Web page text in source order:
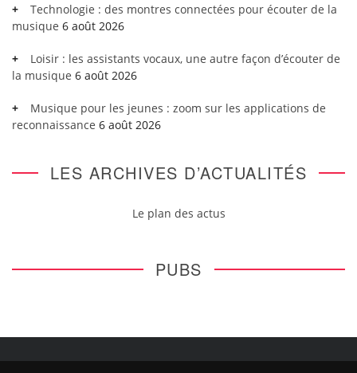
Technologie : des montres connectées pour écouter de la
musique 6 août 2026
Loisir : les assistants vocaux, une autre façon d’écouter de
la musique 6 août 2026
Musique pour les jeunes : zoom sur les applications de
reconnaissance 6 août 2026
LES ARCHIVES D’ACTUALITÉS
Le plan des actus
PUBS